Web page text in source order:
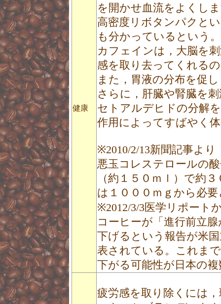
健康
を開かせ血流をよくし
高密度リボタンパクと
も分かっているという。
カフェインは，大脳を
感を取り去ってくれる
また，胃液の分布を促
さらに，肝臓や腎臓を
セトアルデヒドの分解
作用によってすばやく
※2010/2/13新聞記事より
悪玉コレステロールの
（約１５０ｍｌ）で約
は１０００ｍｇから必
※2012/3/3医学リポート
コーヒーが「進行前立
下げるという報告が米
表されている。これま
下がる可能性が日本の
疲労感を取り除くには